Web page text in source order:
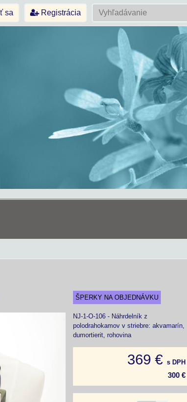
sa Registrácia
ŠPERKY NA OBJEDNÁVKU
NJ-1-O-106 - Náhrdelník z
polodrahokamov v striebre: akvamarín,
dumortierit, rohovina
369 € s DPH
300 €